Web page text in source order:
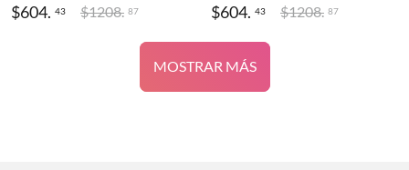
$604. 43 $1208. 87 $604. 43 $1208. 87
MOSTRAR MÁS